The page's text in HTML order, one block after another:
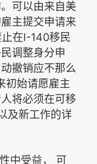
可以由来自美
主提交申请来
在I-140移民
调整身分申
撤销应不那么
初始请愿雇主
将必须在可移
及新工作的详
中受益，
可